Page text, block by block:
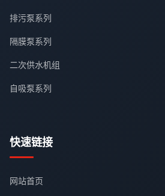
排污泵系列
隔膜泵系列
二次供水机组
自吸泵系列
快速链接
网站首页